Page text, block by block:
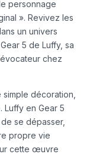
personnage
». Revivez les
un univers
5 de Luffy, sa
chez
décoration,
Luffy en Gear 5
se dépasser,
propre vie
cette œuvre